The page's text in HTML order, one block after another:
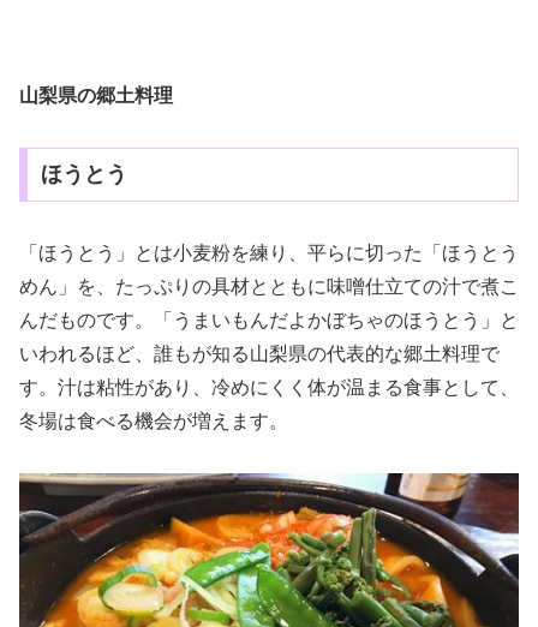
山梨県の郷土料理
ほうとう
「ほうとう」とは小麦粉を練り、平らに切った「ほうとう
めん」を、たっぷりの具材とともに味噌仕立ての汁で煮こ
んだものです。「うまいもんだよかぼちゃのほうとう」と
いわれるほど、誰もが知る山梨県の代表的な郷土料理で
す。汁は粘性があり、冷めにくく体が温まる食事として、
冬場は食べる機会が増えます。